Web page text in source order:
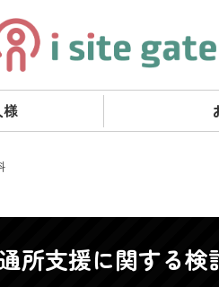
所支援に関する検